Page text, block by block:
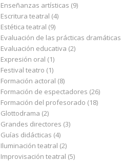
Enseñanzas artísticas (9)
Escritura teatral (4)
Estética teatral (9)
Evaluación de las prácticas dramáticas
Evaluación educativa (2)
Expresión oral (1)
Festival teatro (1)
Formación actoral (8)
Formación de espectadores (26)
Formación del profesorado (18)
Glottodrama (2)
Grandes directores (3)
Guías didácticas (4)
Iluminación teatral (2)
Improvisación teatral (5)